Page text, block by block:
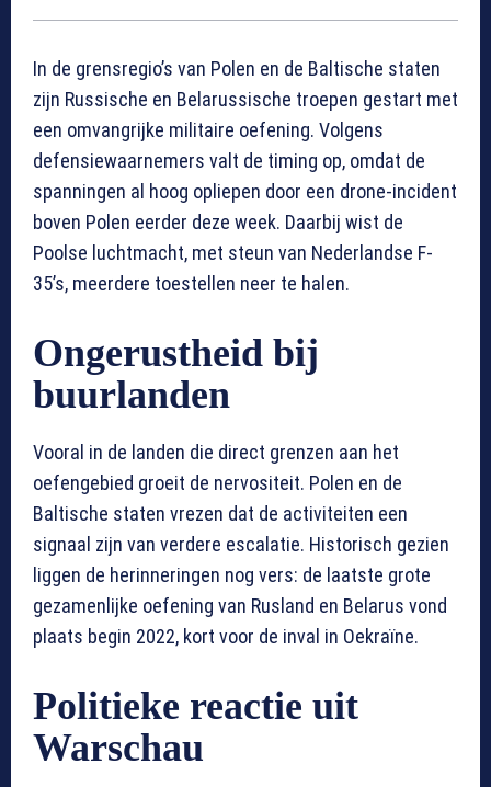
In de grensregio’s van Polen en de Baltische staten
zijn Russische en Belarussische troepen gestart met
een omvangrijke militaire oefening. Volgens
defensiewaarnemers valt de timing op, omdat de
spanningen al hoog opliepen door een drone-incident
boven Polen eerder deze week. Daarbij wist de
Poolse luchtmacht, met steun van Nederlandse F-
35’s, meerdere toestellen neer te halen.
Ongerustheid bij
buurlanden
Vooral in de landen die direct grenzen aan het
oefengebied groeit de nervositeit. Polen en de
Baltische staten vrezen dat de activiteiten een
signaal zijn van verdere escalatie. Historisch gezien
liggen de herinneringen nog vers: de laatste grote
gezamenlijke oefening van Rusland en Belarus vond
plaats begin 2022, kort voor de inval in Oekraïne.
Politieke reactie uit
Warschau